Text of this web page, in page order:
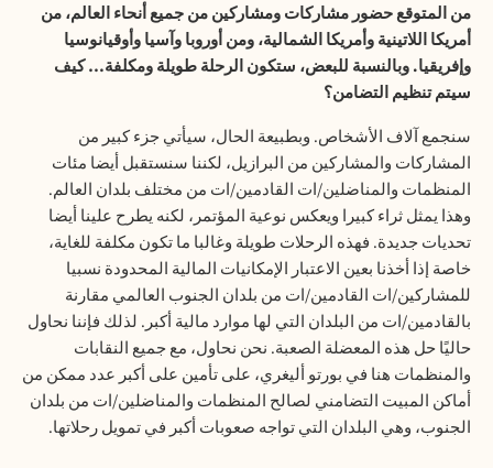
من المتوقع حضور مشاركات ومشاركين من جميع أنحاء العالم، من
أمريكا اللاتينية وأمريكا الشمالية، ومن أوروبا وآسيا وأوقيانوسيا
وإفريقيا. وبالنسبة للبعض، ستكون الرحلة طويلة ومكلفة… كيف
سيتم تنظيم التضامن؟
سنجمع آلاف الأشخاص. وبطبيعة الحال، سيأتي جزء كبير من
المشاركات والمشاركين من البرازيل، لكننا سنستقبل أيضا مئات
المنظمات والمناضلين/ات القادمين/ات من مختلف بلدان العالم.
وهذا يمثل ثراء كبيرا ويعكس نوعية المؤتمر، لكنه يطرح علينا أيضا
تحديات جديدة. فهذه الرحلات طويلة وغالبا ما تكون مكلفة للغاية،
خاصة إذا أخذنا بعين الاعتبار الإمكانيات المالية المحدودة نسبيا
للمشاركين/ات القادمين/ات من بلدان الجنوب العالمي مقارنة
بالقادمين/ات من البلدان التي لها موارد مالية أكبر. لذلك فإننا نحاول
حاليًا حل هذه المعضلة الصعبة. نحن نحاول، مع جميع النقابات
والمنظمات هنا في بورتو أليغري، على تأمين على أكبر عدد ممكن من
أماكن المبيت التضامني لصالح المنظمات والمناضلين/ات من بلدان
الجنوب، وهي البلدان التي تواجه صعوبات أكبر في تمويل رحلاتها.